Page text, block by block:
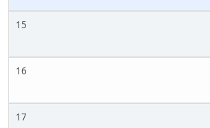
15
16
17